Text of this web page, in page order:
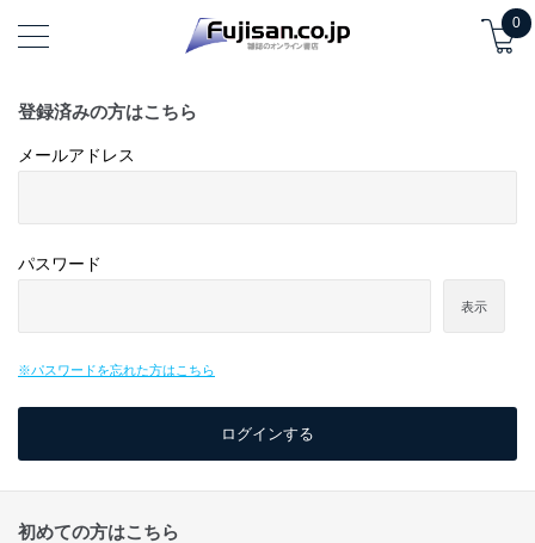
0
登録済みの方はこちら
メールアドレス
パスワード
表示
※パスワードを忘れた方はこちら
初めての方はこちら